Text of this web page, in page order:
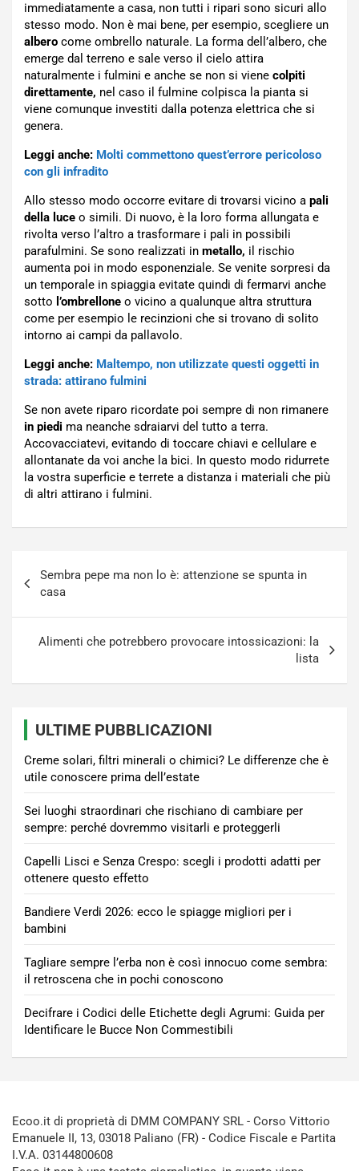
immediatamente a casa, non tutti i ripari sono sicuri allo
stesso modo. Non è mai bene, per esempio, scegliere un
albero come ombrello naturale. La forma dell’albero, che
emerge dal terreno e sale verso il cielo attira
naturalmente i fulmini e anche se non si viene colpiti
direttamente, nel caso il fulmine colpisca la pianta si
viene comunque investiti dalla potenza elettrica che si
genera.
Leggi anche: Molti commettono quest’errore pericoloso
con gli infradito
Allo stesso modo occorre evitare di trovarsi vicino a pali
della luce o simili. Di nuovo, è la loro forma allungata e
rivolta verso l’altro a trasformare i pali in possibili
parafulmini. Se sono realizzati in metallo, il rischio
aumenta poi in modo esponenziale. Se venite sorpresi da
un temporale in spiaggia evitate quindi di fermarvi anche
sotto l’ombrellone o vicino a qualunque altra struttura
come per esempio le recinzioni che si trovano di solito
intorno ai campi da pallavolo.
Leggi anche: Maltempo, non utilizzate questi oggetti in
strada: attirano fulmini
Se non avete riparo ricordate poi sempre di non rimanere
in piedi ma neanche sdraiarvi del tutto a terra.
Accovacciatevi, evitando di toccare chiavi e cellulare e
allontanate da voi anche la bici. In questo modo ridurrete
la vostra superficie e terrete a distanza i materiali che più
di altri attirano i fulmini.
articoli
Sembra pepe ma non lo è: attenzione se spunta in
casa
Alimenti che potrebbero provocare intossicazioni: la
lista
ULTIME PUBBLICAZIONI
Creme solari, filtri minerali o chimici? Le differenze che è
utile conoscere prima dell’estate
Sei luoghi straordinari che rischiano di cambiare per
sempre: perché dovremmo visitarli e proteggerli
Capelli Lisci e Senza Crespo: scegli i prodotti adatti per
ottenere questo effetto
Bandiere Verdi 2026: ecco le spiagge migliori per i
bambini
Tagliare sempre l’erba non è così innocuo come sembra:
il retroscena che in pochi conoscono
Decifrare i Codici delle Etichette degli Agrumi: Guida per
Identificare le Bucce Non Commestibili
Ecoo.it di proprietà di DMM COMPANY SRL - Corso Vittorio
Emanuele II, 13, 03018 Paliano (FR) - Codice Fiscale e Partita
I.V.A. 03144800608